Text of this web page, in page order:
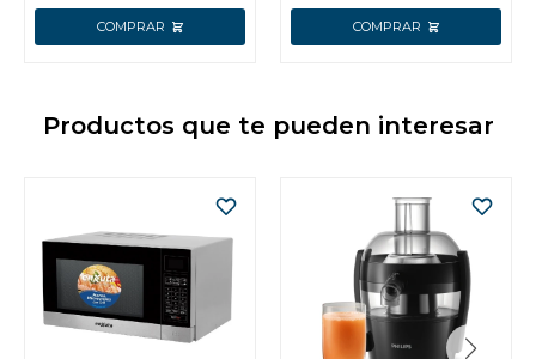
Productos que te pueden interesar